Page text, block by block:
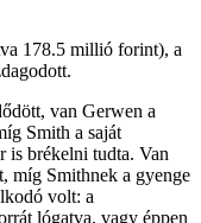
178.5 millió forint), a
van Gerwen a
Smith a saját
is brékelni tudta. Van
míg Smithnek a gyenge
volt: a
lógatva, vagy éppen